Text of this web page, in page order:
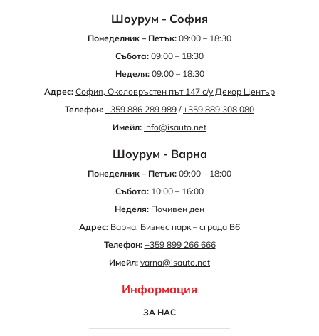
Шоурум - София
Понеделник – Петък: 09:00 – 18:30
Събота: 09:00 – 18:30
Неделя:09:00 – 18:30
Адрес: София, Околовръстен път 147 с/у Декор Център
Телефон: +359 886 289 989 /+359 889 308 080
Имейл: info@isauto.net
Шоурум - Варна
Понеделник – Петък: 09:00 – 18:00
Събота: 10:00 – 16:00
Неделя: Почивен ден
Адрес: Варна, Бизнес парк – сграда B6
Телефон: +359 899 266 666
Имейл: varna@isauto.net
Информация
ЗА НАС